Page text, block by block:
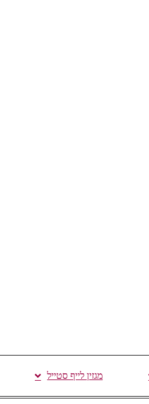
מגזין לייף סטייל